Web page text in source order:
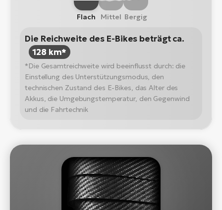
Flach Mittel Bergig
Die Reichweite des E-Bikes beträgt ca.
128 km*
*Die Gesamtreichweite wird beeinflusst durch: die
Einstellung des Unterstützungsmodus, den
technischen Zustand des E-Bikes, das Alter des
Akkus, die Umgebungstemperatur, den Gegenwind
und die Fahrtechnik